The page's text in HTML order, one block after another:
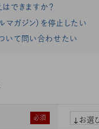
できますか？
マガジン）を停止したい
いて問い合わせたい
必須